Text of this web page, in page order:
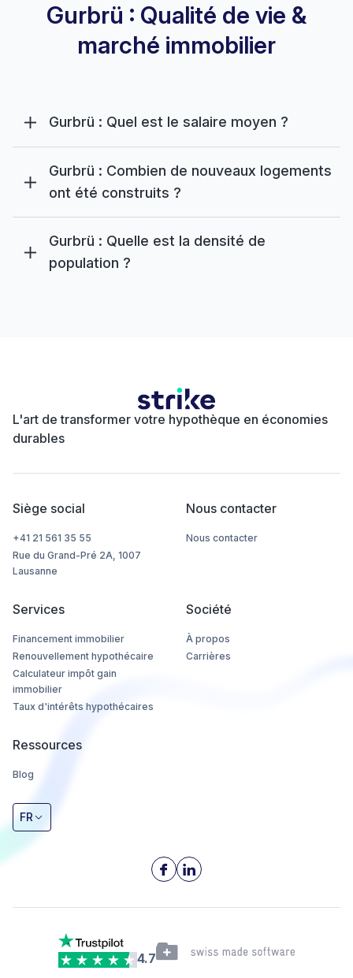
Gurbrü : Qualité de vie &
marché immobilier
Gurbrü : Quel est le salaire moyen ?
Gurbrü : Combien de nouveaux logements
ont été construits ?
Gurbrü : Quelle est la densité de
population ?
L'art de transformer votre hypothèque en économies
durables
Siège social
+41 21 561 35 55
Rue du Grand-Pré 2A, 1007
Lausanne
Nous contacter
Nous contacter
Services
Financement immobilier
Renouvellement hypothécaire
Calculateur impôt gain
immobilier
Taux d'intérêts hypothécaires
Société
À propos
Carrières
Ressources
Blog
FR
4.7